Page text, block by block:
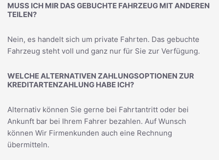
MUSS ICH MIR DAS GEBUCHTE FAHRZEUG MIT ANDEREN
TEILEN?
Nein, es handelt sich um private Fahrten. Das gebuchte
Fahrzeug steht voll und ganz nur für Sie zur Verfügung.
WELCHE ALTERNATIVEN ZAHLUNGSOPTIONEN ZUR
KREDITARTENZAHLUNG HABE ICH?
Alternativ können Sie gerne bei Fahrtantritt oder bei
Ankunft bar bei Ihrem Fahrer bezahlen. Auf Wunsch
können Wir Firmenkunden auch eine Rechnung
übermitteln.